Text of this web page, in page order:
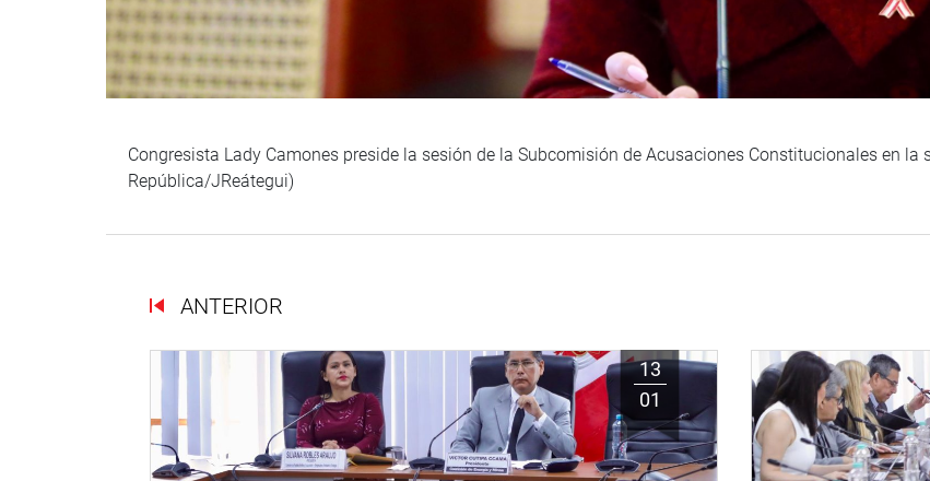
Congresista Lady Camones preside la sesión de la Subcomisión de Acusaciones Constitucionales en la
República/JReátegui)
ANTERIOR
13
01